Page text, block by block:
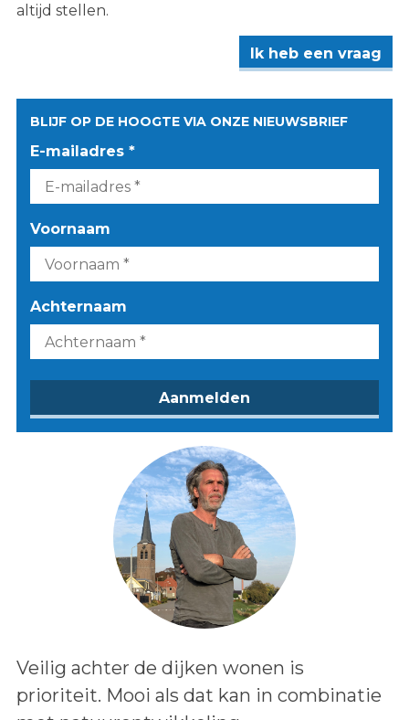
altijd stellen.
Ik heb een vraag
BLIJF OP DE HOOGTE VIA ONZE NIEUWSBRIEF
E-mailadres *
Voornaam
Achternaam
Lees het bericht:
Veilig achter de dijken wonen is
prioriteit. Mooi als dat kan in combinatie